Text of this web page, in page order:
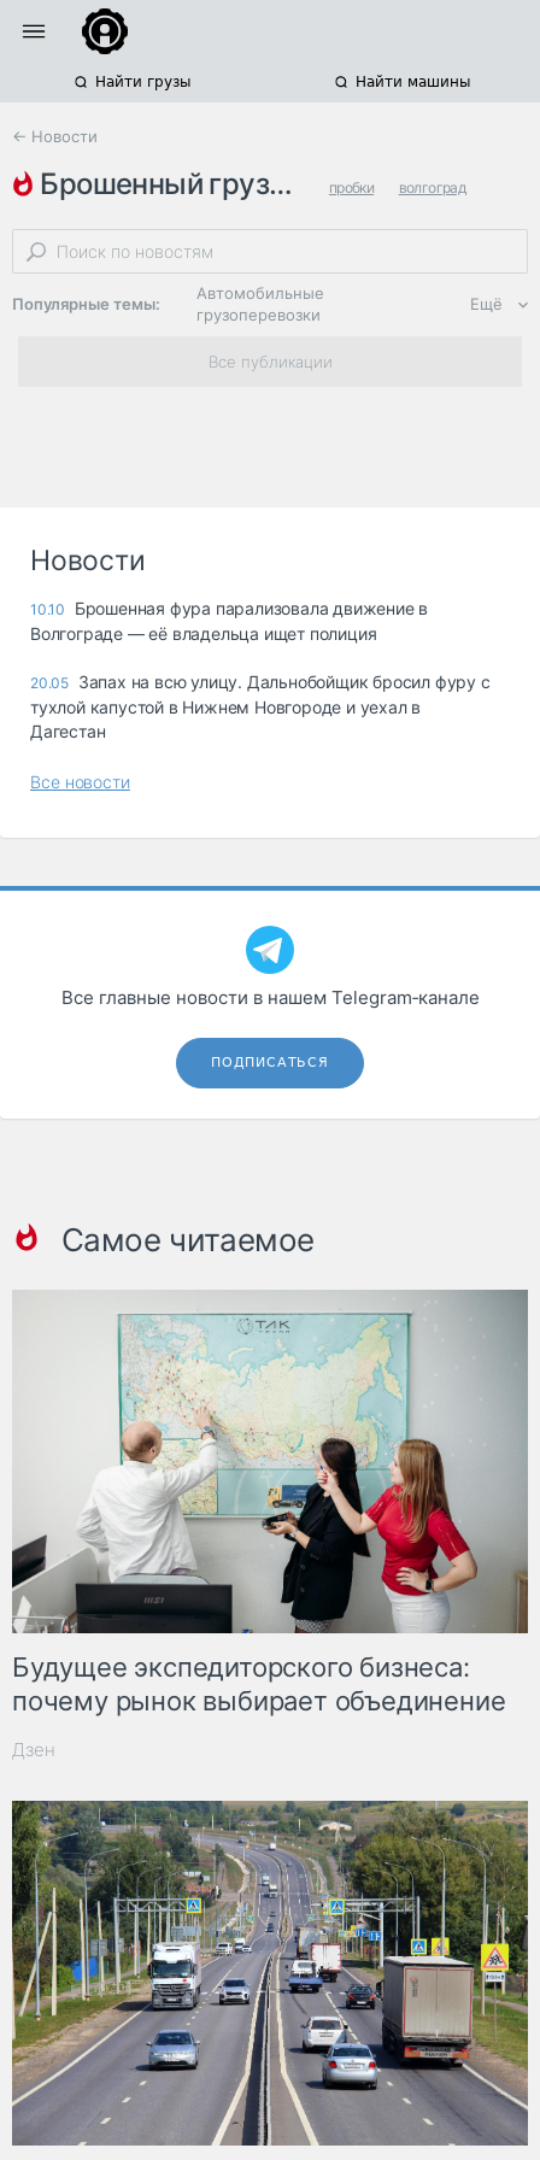
Найти грузы Найти машины
← Новости
брошенный грузовик пробки волгоград
волгоградская область
Популярные темы:
Автомобильные
грузоперевозки
Региональная
логистика
опасные грузы
страхование
Коммерческий
Автосервис,
запчасти, шины
автохимия
Ещё
Все публикации
Новости
10.10
Брошенная фура парализовала движение в
Волгограде — её владельца ищет полиция
20.05 Запах на всю улицу. Дальнобойщик бросил фуру с
тухлой капустой в Нижнем Новгороде и уехал в
Дагестан
Все новости
Все главные новости в нашем Telegram‑канале
ПОДПИСАТЬСЯ
Самое читаемое
Будущее экспедиторского бизнеса:
почему рынок выбирает объединение
Дзен